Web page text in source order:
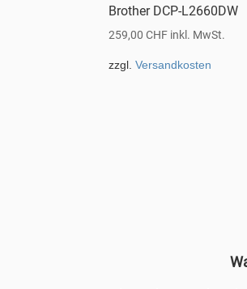
Brother DCP-L2660DW
259,00CHF inkl. MwSt.
zzgl.Versandkosten